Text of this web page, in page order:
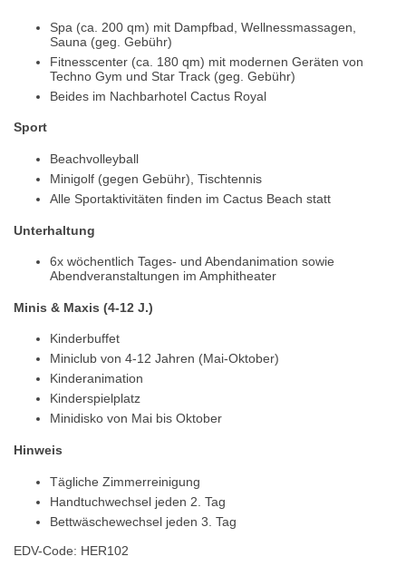
Spa (ca. 200 qm) mit Dampfbad, Wellnessmassagen,
Sauna (geg. Gebühr)
Fitnesscenter (ca. 180 qm) mit modernen Geräten von
Techno Gym und Star Track (geg. Gebühr)
Beides im Nachbarhotel Cactus Royal
Sport
Beachvolleyball
Minigolf (gegen Gebühr), Tischtennis
Alle Sportaktivitäten finden im Cactus Beach statt
Unterhaltung
6x wöchentlich Tages- und Abendanimation sowie
Abendveranstaltungen im Amphitheater
Minis & Maxis (4-12 J.)
Kinderbuffet
Miniclub von 4-12 Jahren (Mai-Oktober)
Kinderanimation
Kinderspielplatz
Minidisko von Mai bis Oktober
Hinweis
Tägliche Zimmerreinigung
Handtuchwechsel jeden 2. Tag
Bettwäschewechsel jeden 3. Tag
EDV-Code: HER102